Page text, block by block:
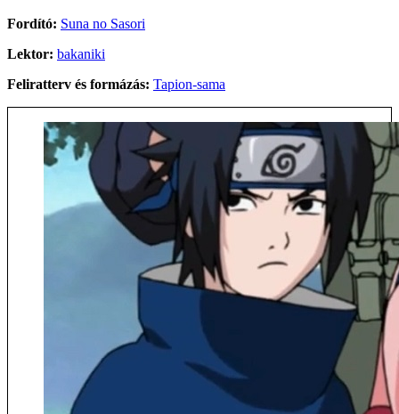
Fordító: Suna no Sasori
Lektor: bakaniki
Feliratterv és formázás: Tapion-sama